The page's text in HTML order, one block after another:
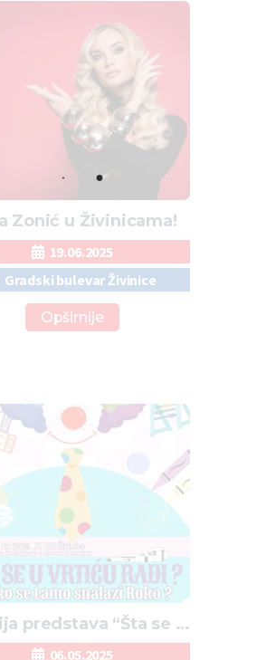
Zonić u Živinicama!
19.06.2025
Gradski bulevar Živinice
Opširnije
predstava “Šta se u
radi? – Kako se tamo
06.05.2025